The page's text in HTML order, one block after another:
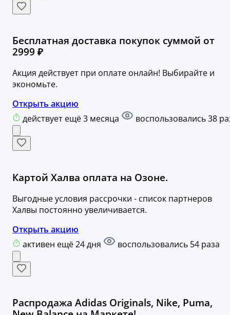
Бесплатная доставка покупок суммой от
2999 ₽
Акция действует при оплате онлайн! Выбирайте и
экономьте.
Открыть акцию
действует ещё 3 месяца
воспользовались 38
Картой Халва оплата на Озоне.
Выгодные условия рассрочки - список партнеров
Халвы постоянно увеличивается.
Открыть акцию
активен ещё 24 дня
воспользовались 54 раза
Распродажа Adidas Originals, Nike, Puma,